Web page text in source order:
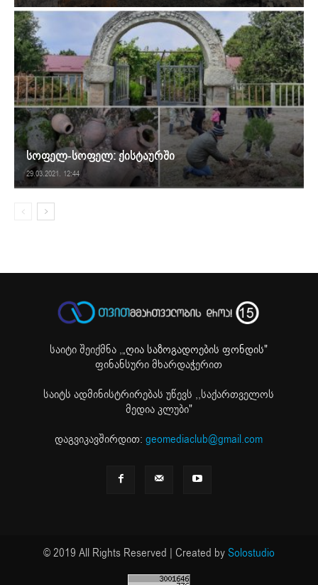
სოფელ-სოფელ: ქისტაურში
29.03.2021. 12:44
საიტი შეიქმნა ,„ღია საზოგადოების ფონდის"
ფინანსური მხარდაჭერით
საიტს ადმინისტრირებას უწევს ,,საქართველოს
მედია კლუბი"
დაგვიკავშირდით:geomediaclub@gmail.com
© 2019 All Rights Reserved | Created bySolostudio